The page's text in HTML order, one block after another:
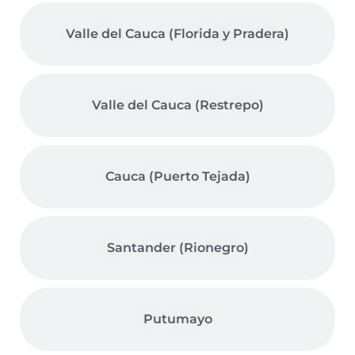
Valle del Cauca (Florida y Pradera)
Valle del Cauca (Restrepo)
Cauca (Puerto Tejada)
Santander (Rionegro)
Putumayo